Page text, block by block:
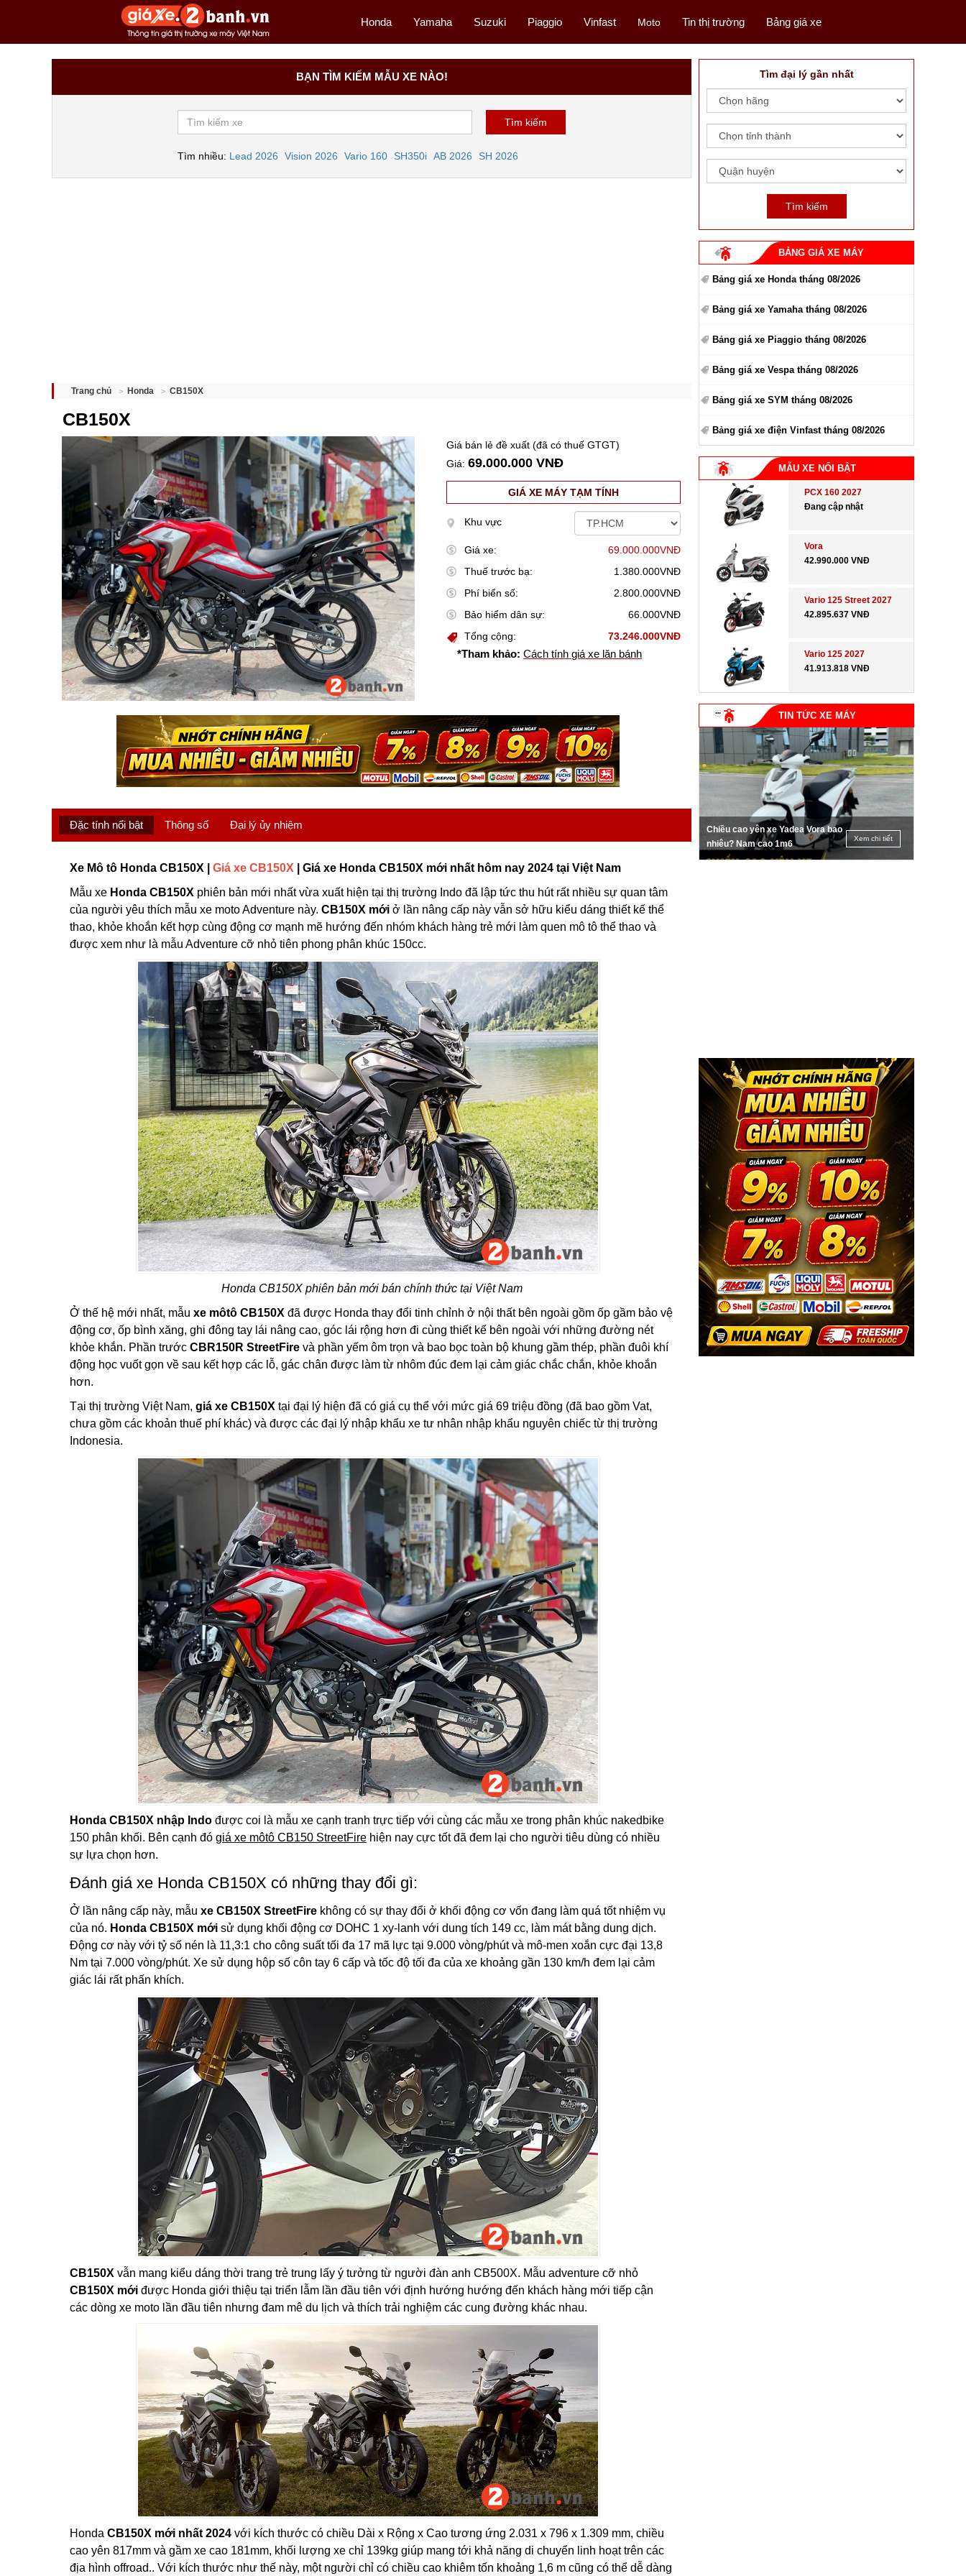
Honda Yamaha Suzuki Piaggio Vinfast Moto Tin thị trường Bảng giá xe
BẠN TÌM KIẾM MẪU XE NÀO!
Tìm nhiều: Lead 2026 Vision 2026 Vario 160 SH350i AB 2026 SH 2026
Trang chủ Honda CB150X
CB150X
Giá bán lẻ đề xuất (đã có thuế GTGT)
Giá:69.000.000 VNĐ
GIÁ XE MÁY TẠM TÍNH
Khu vực
Giá xe:
69.000.000VNĐ
Thuế trước bạ:
1.380.000VNĐ
Phí biển số:
2.800.000VNĐ
Bảo hiểm dân sự:
66.000VNĐ
Tổng cộng:
73.246.000VNĐ
*Tham khảo: Cách tính giá xe lăn bánh
Đặc tính nổi bật Thông số Đại lý ủy nhiệm
Xe Mô tô Honda CB150X | Giá xe CB150X | Giá xe Honda CB150X mới nhất hôm nay 2024 tại Việt Nam
Mẫu xe Honda CB150X phiên bản mới nhất vừa xuất hiện tại thị trường Indo đã lập tức thu hút rất nhiều sự quan tâm
của người yêu thích mẫu xe moto Adventure này. CB150X mới ở lần nâng cấp này vẫn sở hữu kiểu dáng thiết kế thể
thao, khỏe khoắn kết hợp cùng động cơ mạnh mẽ hướng đến nhóm khách hàng trẻ mới làm quen mô tô thể thao và
được xem như là mẫu Adventure cỡ nhỏ tiên phong phân khúc 150cc.
Honda CB150X phiên bản mới bán chính thức tại Việt Nam
Ở thế hệ mới nhất, mẫu xe môtô CB150X đã được Honda thay đổi tinh chỉnh ở nội thất bên ngoài gồm ốp gầm bảo vệ
động cơ, ốp bình xăng, ghi đông tay lái nâng cao, góc lái rộng hơn đi cùng thiết kế bên ngoài với những đường nét
khỏe khắn. Phần trước CBR150R StreetFire và phần yếm ôm trọn và bao bọc toàn bộ khung gầm thép, phần đuôi khí
động học vuốt gọn về sau kết hợp các lỗ, gác chân được làm từ nhôm đúc đem lại cảm giác chắc chắn, khỏe khoắn
hơn.
Tại thị trường Việt Nam, giá xe CB150X tại đại lý hiện đã có giá cụ thể với mức giá 69 triệu đồng (đã bao gồm Vat,
chưa gồm các khoản thuế phí khác) và được các đại lý nhập khẩu xe tư nhân nhập khẩu nguyên chiếc từ thị trường
Indonesia.
Honda CB150X nhập Indo được coi là mẫu xe cạnh tranh trực tiếp với cùng các mẫu xe trong phân khúc nakedbike
150 phân khối. Bên cạnh đó giá xe môtô CB150 StreetFire hiện nay cực tốt đã đem lại cho người tiêu dùng có nhiều
sự lựa chọn hơn.
Đánh giá xe Honda CB150X có những thay đổi gì:
Ở lần nâng cấp này, mẫu xe CB150X StreetFire không có sự thay đổi ở khối động cơ vốn đang làm quá tốt nhiệm vụ
của nó. Honda CB150X mới sử dụng khối động cơ DOHC 1 xy-lanh với dung tích 149 cc, làm mát bằng dung dịch.
Động cơ này với tỷ số nén là 11,3:1 cho công suất tối đa 17 mã lực tại 9.000 vòng/phút và mô-men xoắn cực đại 13,8
Nm tại 7.000 vòng/phút. Xe sử dụng hộp số côn tay 6 cấp và tốc độ tối đa của xe khoảng gần 130 km/h đem lại cảm
giác lái rất phấn khích.
CB150X vẫn mang kiểu dáng thời trang trẻ trung lấy ý tưởng từ người đàn anh CB500X. Mẫu adventure cỡ nhỏ
CB150X mới được Honda giới thiệu tại triển lẫm lần đầu tiên với định hướng hướng đến khách hàng mới tiếp cận
các dòng xe moto lần đầu tiên nhưng đam mê du lịch và thích trải nghiệm các cung đường khác nhau.
Honda CB150X mới nhất 2024 với kích thước có chiều Dài x Rộng x Cao tương ứng 2.031 x 796 x 1.309 mm, chiều
cao yên 817mm và gầm xe cao 181mm, khối lượng xe chỉ 139kg giúp mang tới khả năng di chuyển linh hoạt trên các
địa hình offroad.. Với kích thước như thế này, một người chỉ có chiều cao khiêm tốn khoảng 1,6 m cũng có thể dễ dàng
Tìm đại lý gần nhất
BẢNG GIÁ XE MÁY
Bảng giá xe Honda tháng 08/2026
Bảng giá xe Yamaha tháng 08/2026
Bảng giá xe Piaggio tháng 08/2026
Bảng giá xe Vespa tháng 08/2026
Bảng giá xe SYM tháng 08/2026
Bảng giá xe điện Vinfast tháng 08/2026
MẪU XE NỔI BẬT
PCX 160 2027
Đang cập nhật
Vora
42.990.000 VNĐ
Vario 125 Street 2027
42.895.637 VNĐ
Vario 125 2027
41.913.818 VNĐ
TIN TỨC XE MÁY
Chiều cao yên xe Yadea Vora bao
nhiêu? Nam cao 1m6
Xem chi tiết